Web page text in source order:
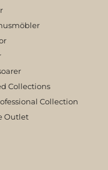
Collections
Collection
Outlet